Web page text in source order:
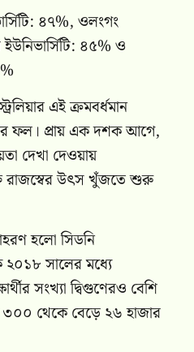
৪৭%, ওলংগং
৪৫% ও
এই ক্রমবর্ধমান
ফল। প্রায় এক দশক আগে,
দেখা দেওয়ায়
রাজস্বের উৎস খুঁজতে শুরু
হলো সিডনি
২০১৮ সালের মধ্যে
সংখ্যা দ্বিগুণেরও বেশি
৩০০ থেকে বেড়ে ২৬ হাজার